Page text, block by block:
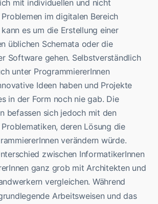
mit individuellen und nicht
im digitalen Bereich
es um die Erstellung einer
üblichen Schemata oder die
Software gehen. Selbstverständlich
unter ProgrammiererInnen
Ideen haben und Projekte
in der Form noch nie gab. Die
befassen sich jedoch mit den
deren Lösung die
verändern würde.
zwischen InformatikerInnen
ganz grob mit Architekten und
vergleichen. Während
Arbeitsweisen und das